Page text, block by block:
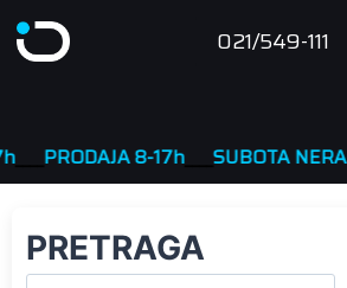
to
021/549-111
PRODAJA 8-17h____SUBOTA NERADNA
PRETRAGA